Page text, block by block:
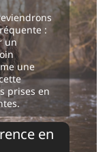
:
un
une
prises en
en